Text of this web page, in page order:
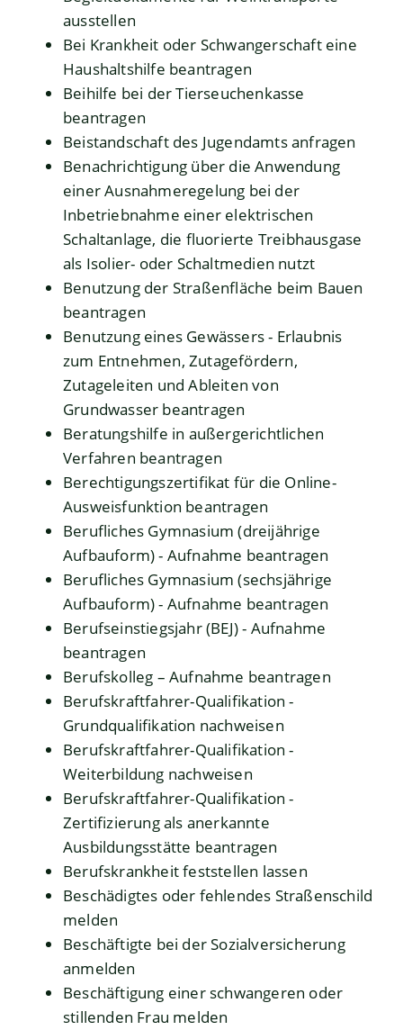
ausstellen
Bei Krankheit oder Schwangerschaft eine
Haushaltshilfe beantragen
Beihilfe bei der Tierseuchenkasse
beantragen
Beistandschaft des Jugendamts anfragen
Benachrichtigung über die Anwendung
einer Ausnahmeregelung bei der
Inbetriebnahme einer elektrischen
Schaltanlage, die fluorierte Treibhausgase
als Isolier- oder Schaltmedien nutzt
Benutzung der Straßenfläche beim Bauen
beantragen
Benutzung eines Gewässers - Erlaubnis
zum Entnehmen, Zutagefördern,
Zutageleiten und Ableiten von
Grundwasser beantragen
Beratungshilfe in außergerichtlichen
Verfahren beantragen
Berechtigungszertifikat für die Online-
Ausweisfunktion beantragen
Berufliches Gymnasium (dreijährige
Aufbauform) - Aufnahme beantragen
Berufliches Gymnasium (sechsjährige
Aufbauform) - Aufnahme beantragen
Berufseinstiegsjahr (BEJ) - Aufnahme
beantragen
Berufskolleg – Aufnahme beantragen
Berufskraftfahrer-Qualifikation -
Grundqualifikation nachweisen
Berufskraftfahrer-Qualifikation -
Weiterbildung nachweisen
Berufskraftfahrer-Qualifikation -
Zertifizierung als anerkannte
Ausbildungsstätte beantragen
Berufskrankheit feststellen lassen
Beschädigtes oder fehlendes Straßenschild
melden
Beschäftigte bei der Sozialversicherung
anmelden
Beschäftigung einer schwangeren oder
stillenden Frau melden